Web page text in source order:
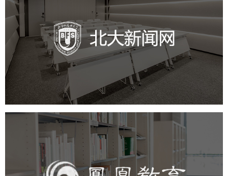
北外新闻网
培训教育 品牌官网 高校
学校网站建设
教育网站建设
凤凰教育